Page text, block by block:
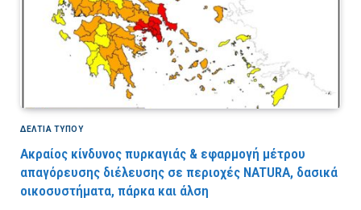
ΔΕΛΤΙΑ ΤΥΠΟΥ
Ακραίος κίνδυνος πυρκαγιάς & εφαρμογή μέτρου
απαγόρευσης διέλευσης σε περιοχές NATURA, δασικά
οικοσυστήματα, πάρκα και άλση